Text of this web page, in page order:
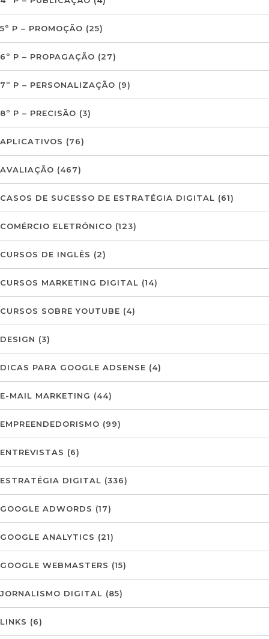
5º P – PROMOÇÃO (25)
6º P – PROPAGAÇÃO (27)
7º P – PERSONALIZAÇÃO (9)
8º P – PRECISÃO (3)
APLICATIVOS (76)
AVALIAÇÃO (467)
CASOS DE SUCESSO DE ESTRATÉGIA DIGITAL (61)
COMÉRCIO ELETRÓNICO (123)
CURSOS DE INGLÊS (2)
CURSOS MARKETING DIGITAL (14)
CURSOS SOBRE YOUTUBE (4)
DESIGN (3)
DICAS PARA GOOGLE ADSENSE (4)
E-MAIL MARKETING (44)
EMPREENDEDORISMO (99)
ENTREVISTAS (6)
ESTRATÉGIA DIGITAL (336)
GOOGLE ADWORDS (17)
GOOGLE ANALYTICS (21)
GOOGLE WEBMASTERS (15)
JORNALISMO DIGITAL (85)
LINKS (6)